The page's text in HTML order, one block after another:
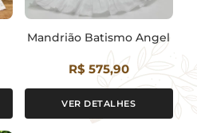
Mandrião Batismo Angel
R$ 575,90
VER DETALHES